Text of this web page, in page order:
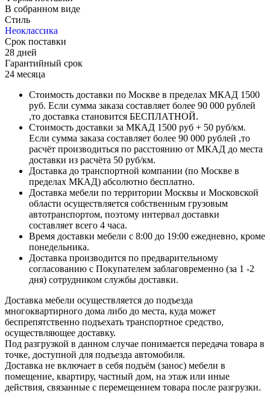
В собранном виде
Стиль
Неоклассика
Срок поставки
28 дней
Гарантийный срок
24 месяца
Стоимость доставки по Москве в пределах МКАД 1500
руб. Если сумма заказа составляет более 90 000 рублей
,то доставка становится БЕСПЛАТНОЙ.
Стоимость доставки за МКАД 1500 руб + 50 руб/км.
Если сумма заказа составляет более 90 000 рублей ,то
расчёт производиться по расстоянию от МКАД до места
доставки из расчёта 50 руб/км.
Доставка до транспортной компании (по Москве в
пределах МКАД) абсолютно бесплатно.
Доставка мебели по территории Москвы и Московской
области осуществляется собственным грузовым
автотранспортом, поэтому интервал доставки
составляет всего 4 часа.
Время доставки мебели с 8:00 до 19:00 ежедневно, кроме
понедельника.
Доставка производится по предварительному
согласованию с Покупателем заблаговременно (за 1 -2
дня) сотрудником службы доставки.
Доставка мебели осуществляется до подъезда
многоквартирного дома либо до места, куда может
беспрепятственно подъехать транспортное средство,
осуществляющее доставку.
Под разгрузкой в данном случае понимается передача товара в
точке, доступной для подъезда автомобиля.
Доставка не включает в себя подъём (занос) мебели в
помещение, квартиру, частный дом, на этаж или иные
действия, связанные с перемещением товара после разгрузки.